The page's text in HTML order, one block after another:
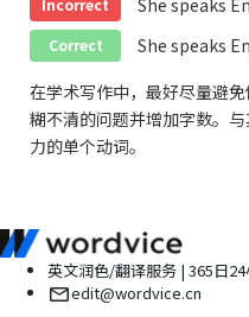
Correct She speaks
在学术写作中，最好尽量避
糊不清的问题并增加字数。
力的单个动词。
英文润色/翻译服务 | 365日
edit@wordvice.cn